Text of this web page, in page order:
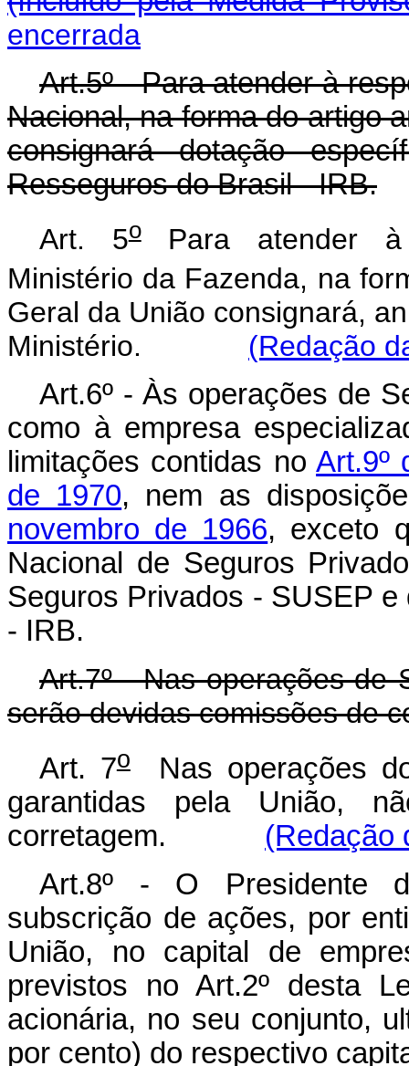
encerrada
Art.5º - Para atender à
Nacional, na forma do artigo
consignará dotação
Resseguros do Brasil - IRB.
Art. 5oPara atender à
Ministério da Fazenda, na
Geral da União consignará,
Ministério. (Redação
Art.6º - Às operações de
como à empresa
limitações contidas noArt.9º
de 1970, nem as
novembro de 1966, exceto
Nacional de Seguros
Seguros Privados - SUSEP
- IRB.
Art.7º - Nas operações de
serão devidas comissões de
Art. 7oNas operações
garantidas pela União,
corretagem. (Redação
Art.8º - O Presidente
subscrição de ações, por
União, no capital de
previstos no Art.2º desta
acionária, no seu conjunto,
por cento) do respectivo